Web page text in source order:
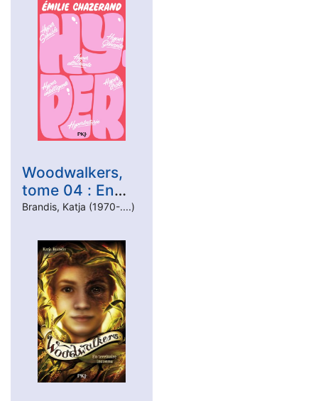
Woodwalkers,
tome 04 : En
territoire
Brandis, Katja (1970-....)